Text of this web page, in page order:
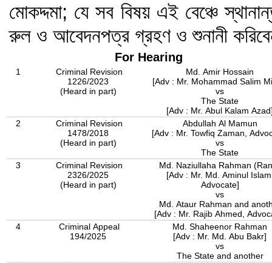
মোকদ্দমা; যে সব বিষয় এই বেঞ্চে
রুল ও আবেদনপত্র গ্রহণ ও শুনানী
For Hearing
1
Criminal Revision
1226/2023
(Heard in part)
Md. Amir Hossain
[Adv : Mr. Mohammad Salim
vs
The State
[Adv : Mr. Abul Kalam
2
Criminal Revision
1478/2018
(Heard in part)
Abdullah Al Mamun
[Adv : Mr. Towfiq Zaman,
vs
The State
3
Criminal Revision
2326/2025
(Heard in part)
Md. Naziullaha Rahman
[Adv : Mr. Md. Aminul
Advocate]
vs
Md. Ataur Rahman and
[Adv : Mr. Rajib Ahmed,
4
Criminal Appeal
194/2025
Md. Shaheenor Rahman
[Adv : Mr. Md. Abu Bakr]
vs
The State and another